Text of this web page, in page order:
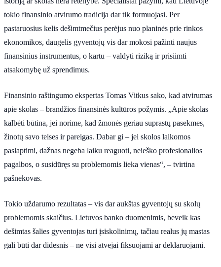
tokio finansinio atvirumo tradicija dar tik formuojasi. Per
pastaruosius kelis dešimtmečius perėjus nuo planinės prie rinkos
ekonomikos, daugelis gyventojų vis dar mokosi pažinti naujus
finansinius instrumentus, o kartu – valdyti riziką ir prisiimti
atsakomybę už sprendimus.
Finansinio raštingumo ekspertas Tomas Vitkus sako, kad atvirumas
apie skolas – brandžios finansinės kultūros požymis. „Apie skolas
kalbėti būtina, jei norime, kad žmonės geriau suprastų pasekmes,
žinotų savo teises ir pareigas. Dabar gi – jei skolos laikomos
paslaptimi, dažnas negeba laiku reaguoti, neieško profesionalios
pagalbos, o susidūręs su problemomis lieka vienas“, – tvirtina
pašnekovas.
Tokio uždarumo rezultatas – vis dar aukštas gyventojų su skolų
problemomis skaičius. Lietuvos banko duomenimis, beveik kas
dešimtas šalies gyventojas turi įsiskolinimų, tačiau realus jų mastas
gali būti dar didesnis – ne visi atvejai fiksuojami ar deklaruojami.